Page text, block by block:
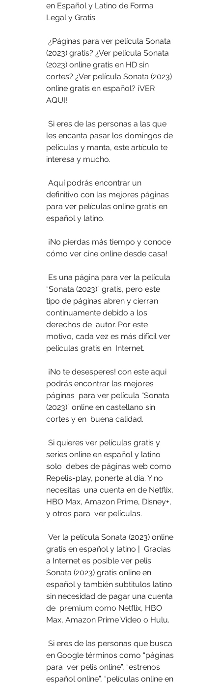
en Español y Latino de Forma
Legal y Gratis
(2023) gratis? ¿Ver película Sonata
(2023) online gratis en HD sin
cortes? ¿Ver película Sonata (2023)
online gratis en español? ¡VER
AQUI!
les encanta pasar los domingos de
películas y manta, este artículo te
interesa y mucho.
definitivo con las mejores páginas
para ver películas online gratis en
español y latino.
cómo ver cine online desde casa!
“Sonata (2023)” gratis, pero este
tipo de páginas abren y cierran
continuamente debido a los
derechos de  autor. Por este
motivo, cada vez es más difícil ver
películas gratis en  Internet.
podrás encontrar las mejores
páginas  para ver película “Sonata
(2023)” online en castellano sin
cortes y en  buena calidad.
series online en español y latino
solo  debes de páginas web como
Repelis-play, ponerte al día. Y no
necesitas  una cuenta en de Netflix,
HBO Max, Amazon Prime, Disney+,
y otros para  ver películas.
gratis en español y latino |  Gracias
a Internet es posible ver pelis
Sonata (2023) gratis online en
español y también subtitulos latino
sin necesidad de pagar una cuenta
de  premium como Netflix, HBO
Max, Amazon Prime Video o Hulu.
en Google términos como “páginas
para  ver pelis online”, “estrenos
español online”, “películas online en